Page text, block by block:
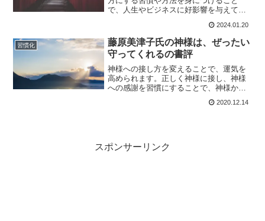
で、人生やビジネスに好影響を与えてく
関係を大切にし、そのつながりを強化し
ています。彼らは無意識のうちに「神と
人」という関係を重んじる思考パターン
を身につけ、それが成功への鍵となって
いるのです。
2024.01.20
習慣化
藤原美津子氏の神様は、ぜったい
守ってくれるの書評
神様への接し方を変えることで、運気を
高められます。正しく神様に接し、神様
への感謝を習慣にすることで、神様から
つために最も効果的なことは、すべての
す。
2020.12.14
スポンサーリンク